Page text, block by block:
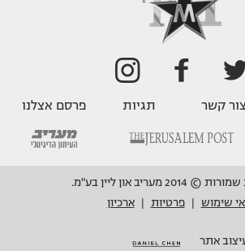
צור קשר תגיות פרסם אצלנו
מעריב און ליין בע"מ.
שימוש
פרטיות ארכיון
אתר